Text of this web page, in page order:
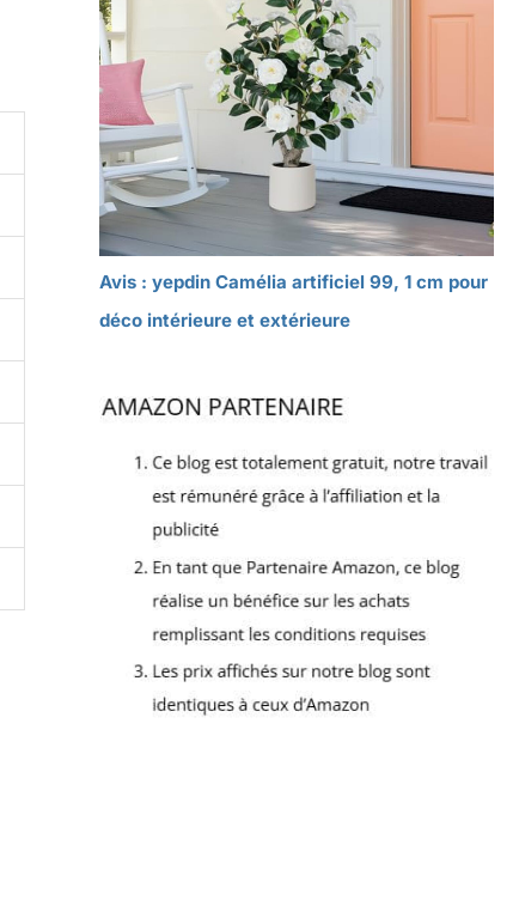
Avis : yepdin Camélia artificiel 99, 1 cm pour
déco intérieure et extérieure